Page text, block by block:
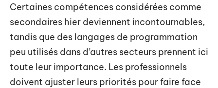
Certaines compétences considérées comme
secondaires hier deviennent incontournables,
tandis que des langages de programmation
peu utilisés dans d’autres secteurs prennent ici
toute leur importance. Les professionnels
doivent ajuster leurs priorités pour faire face